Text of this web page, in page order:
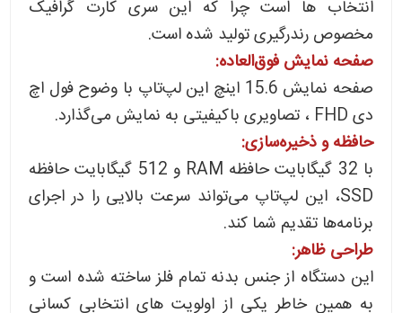
انتخاب ها است چرا که این سری کارت گرافیک
مخصوص رندرگیری تولید شده است.
صفحه نمایش فوق‌العاده:
صفحه نمایش 15.6 اینچ این لپ‌تاپ با وضوح فول اچ
دی FHD ، تصاویری باکیفیتی به نمایش می‌گذارد.
حافظه و ذخیره‌سازی:
با 32 گیگابایت حافظه RAM و 512 گیگابایت حافظه
SSD، این لپ‌تاپ می‌تواند سرعت بالایی را در اجرای
برنامه‌ها تقدیم شما کند.
طراحی ظاهر:
این دستگاه از جنس بدنه تمام فلز ساخته شده است و
به همین خاطر یکی از اولویت های انتخابی کسانی